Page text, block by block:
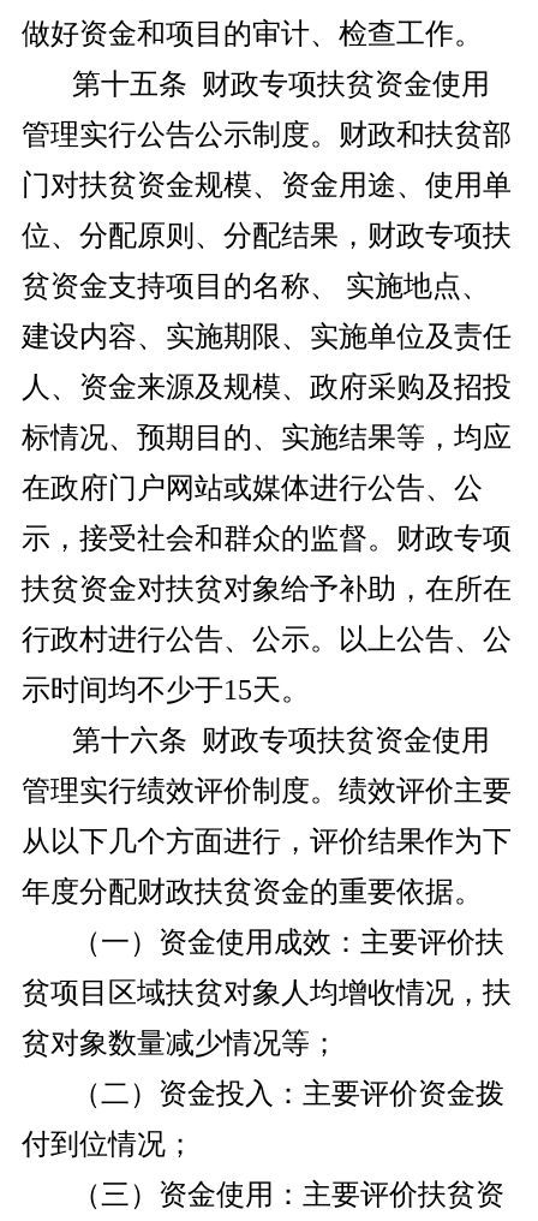
做好资金和项目的审计、检查工作。
第十五条 财政专项扶贫资金使用
管理实行公告公示制度。财政和扶贫部
门对扶贫资金规模、资金用途、使用单
位、分配原则、分配结果，财政专项扶
贫资金支持项目的名称、 实施地点、
建设内容、实施期限、实施单位及责任
人、资金来源及规模、政府采购及招投
标情况、预期目的、实施结果等，均应
在政府门户网站或媒体进行公告、公
示，接受社会和群众的监督。财政专项
扶贫资金对扶贫对象给予补助，在所在
行政村进行公告、公示。以上公告、公
示时间均不少于15天。
第十六条 财政专项扶贫资金使用
管理实行绩效评价制度。绩效评价主要
从以下几个方面进行，评价结果作为下
年度分配财政扶贫资金的重要依据。
（一）资金使用成效：主要评价扶
贫项目区域扶贫对象人均增收情况，扶
贫对象数量减少情况等；
（二）资金投入：主要评价资金拨
付到位情况；
（三）资金使用：主要评价扶贫资